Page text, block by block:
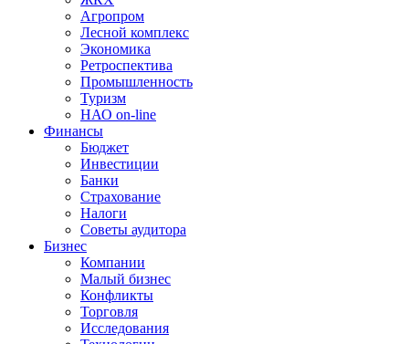
Агропром
Лесной комплекс
Экономика
Ретроспектива
Промышленность
Туризм
НАО on-line
Финансы
Бюджет
Инвестиции
Банки
Страхование
Налоги
Советы аудитора
Бизнес
Компании
Малый бизнес
Конфликты
Торговля
Исследования